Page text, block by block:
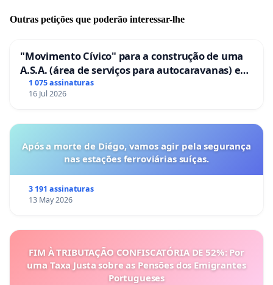
Outras petições que poderão interessar-lhe
"Movimento Cívico" para a construção de uma
A.S.A. (área de serviços para autocaravanas) em
Coimbra
1 075 assinaturas
16 Jul 2026
Após a morte de Diégo, vamos agir pela segurança
nas estações ferroviárias suíças.
3 191 assinaturas
13 May 2026
FIM À TRIBUTAÇÃO CONFISCATÓRIA DE 52%: Por
uma Taxa Justa sobre as Pensões dos Emigrantes
Portugueses